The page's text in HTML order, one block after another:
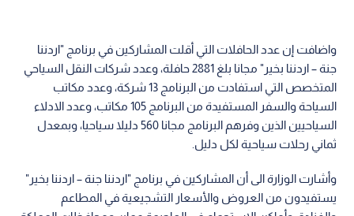
واضافت إن عدد الحافلات التي أقلت المشاركين في برنامج "اردننا
جنة – اردننا بخير" مجانا بلغ 2881 حافلة، وعدد شركات النقل السياحي
المتخصص التي استفادت من البرنامج 13 شركة، وعدد مكاتب
السياحة والسفر المستفيدة من البرنامج 105 مكاتب، وعدد الادلاء
السياحيين الذين وفرهم البرنامج مجانا 560 دليلا سياحيا، وبمعدل
ثماني رحلات سياحية لكل دليل.
وأشارت الوزارة الى أن المشاركين في برنامج "اردننا جنة – اردننا بخير"
يستفيدون من العروض والأسعار التشجيعية في المطاعم